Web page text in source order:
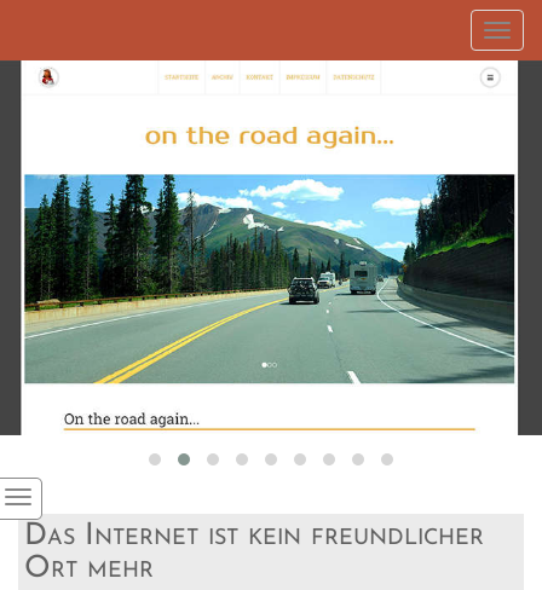
Das Internet ist kein freundlicher
Ort mehr